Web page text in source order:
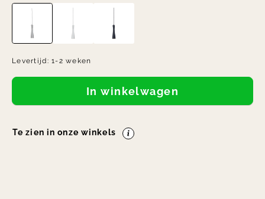
Levertijd:1-2 weken
In winkelwagen
Te zien in onze winkels